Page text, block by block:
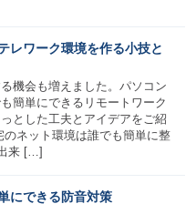
レワーク環境を作る小技と
機会も増えました。パソコン
簡単にできるリモートワーク
とした工夫とアイデアをご紹
ネット環境は誰でも簡単に整
来 […]
にできる防音対策